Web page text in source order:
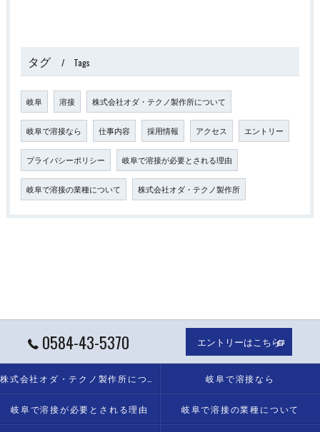
タグ Tags
岐阜 溶接 株式会社オダ・テクノ製作所について
岐阜で溶接なら 仕事内容 採用情報 アクセス エントリー
プライバシーポリシー 岐阜で溶接が必要とされる理由
岐阜で溶接の業種について 株式会社オダ・テクノ製作所
0584-43-5370 エントリーはこちら
岐阜で溶接なら
岐阜で溶接が必要とされる理由 岐阜で溶接の業種について